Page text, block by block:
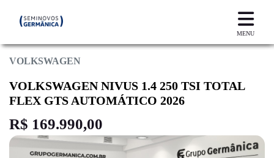
MENU
VOLKSWAGEN
VOLKSWAGEN NIVUS 1.4 250 TSI TOTAL
FLEX GTS AUTOMÁTICO 2026
R$ 169.990,00